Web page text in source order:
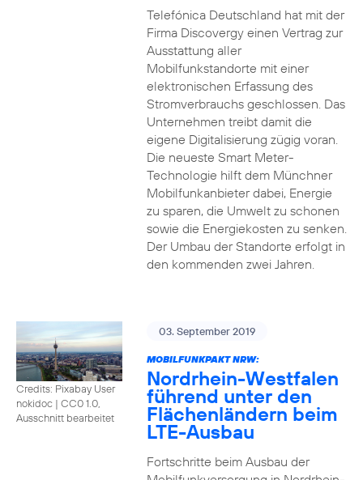
Telefónica Deutschland hat mit der
Firma Discovergy einen Vertrag zur
Ausstattung aller
Mobilfunkstandorte mit einer
elektronischen Erfassung des
Stromverbrauchs geschlossen. Das
Unternehmen treibt damit die
eigene Digitalisierung zügig voran.
Die neueste Smart Meter-
Technologie hilft dem Münchner
Mobilfunkanbieter dabei, Energie
zu sparen, die Umwelt zu schonen
sowie die Energiekosten zu senken.
Der Umbau der Standorte erfolgt in
den kommenden zwei Jahren.
Credits: Pixabay User
nokidoc | CC0 1.0,
Ausschnitt bearbeitet
03. September 2019
MOBILFUNKPAKT NRW:
Nordrhein-Westfalen
führend unter den
Flächenländern beim
LTE-Ausbau
Fortschritte beim Ausbau der